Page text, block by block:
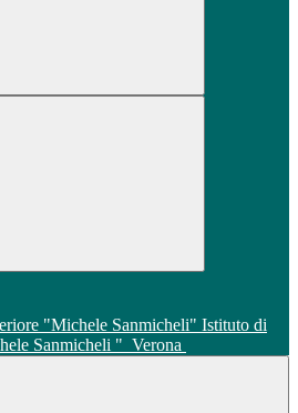
Istituto di
Sanmicheli " Verona